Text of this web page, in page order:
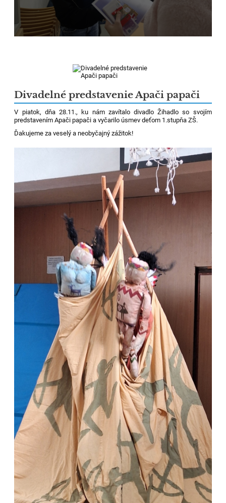
Divadelné predstavenie Apači papači
V piatok, dňa 28.11., ku nám zavítalo divadlo Žihadlo so svojím
predstavením Apači papači a vyčarilo úsmev deťom 1.stupňa ZŠ.
Ďakujeme za veselý a neobyčajný zážitok!